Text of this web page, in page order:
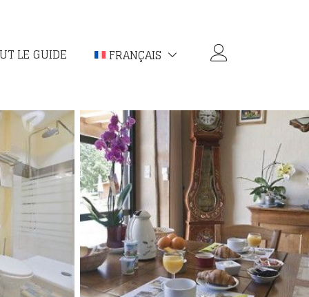
LE GUIDE FRANÇAIS